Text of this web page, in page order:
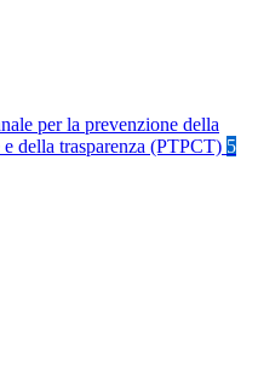
per la prevenzione della
della trasparenza (PTPCT) 5